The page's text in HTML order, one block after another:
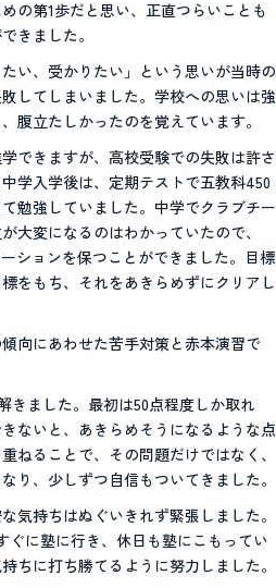
の第1歩だと思い、正直つらいことも
きました。
い、受かりたい」という思いが当時の
してしまいました。学校への思いは強
腹立たしかったのを覚えています。
できますが、高校受験での失敗は許さ
学入学後は、定期テストで五教科450
勉強していました。中学でクラブチー
大変になるのはわかっていたので、
ションを保つことができました。目標
をもち、それをあきらめずにクリアし
向にあわせた苦手対策と赤本演習で
きました。最初は50点程度しか取れ
ないと、あきらめそうになるような点
ねることで、その問題だけではなく、
り、少しずつ自信もついてきました。
気持ちはぬぐいきれず緊張しました。
ぐに塾に行き、休日も塾にこもってい
ちに打ち勝てるように努力しました。